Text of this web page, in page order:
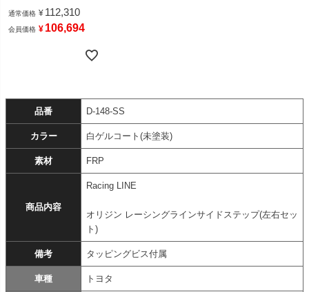
通常価格 ¥ 112,310
会員価格 ¥ 106,694
品番 D-148-SS
カラー 白ゲルコート(未塗装)
素材 FRP
商品内容
Racing LINE
オリジン レーシングラインサイドステップ(左右セッ
ト)
備考 タッピングビス付属
車種 トヨタ